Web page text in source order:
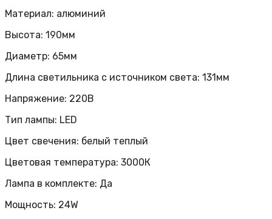
Материал: алюминий
Высота: 190мм
Диаметр: 65мм
Длина светильника с источником света: 131мм
Напряжение: 220В
Тип лампы: LED
Цвет свечения: белый теплый
Цветовая температура: 3000К
Лампа в комплекте: Да
Мощность: 24W